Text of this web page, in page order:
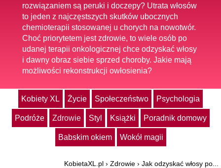
rozwiązaniem są peruki i doczepy? Utrata włosów
to jeden z najczęstszych skutków ubocznych
chemioterapii stosowanej u chorych na nowotwór.
Choć priorytetem jest zdrowie, to wiele osób po
udanej terapii onkologicznej chce odzyskać włosy
i dawny obraz siebie sprzed choroby. Jakie mają
możliwości rekonstrukcji owłosienia?
Kobiety XL Życie Społeczeństwo Psychologia
Podróże Zdrowie Styl Książki Poradnik domowy
Babskim okiem Wokół magii
KobietaXL.pl › Zdrowie › Jak odzyskać włosy po...